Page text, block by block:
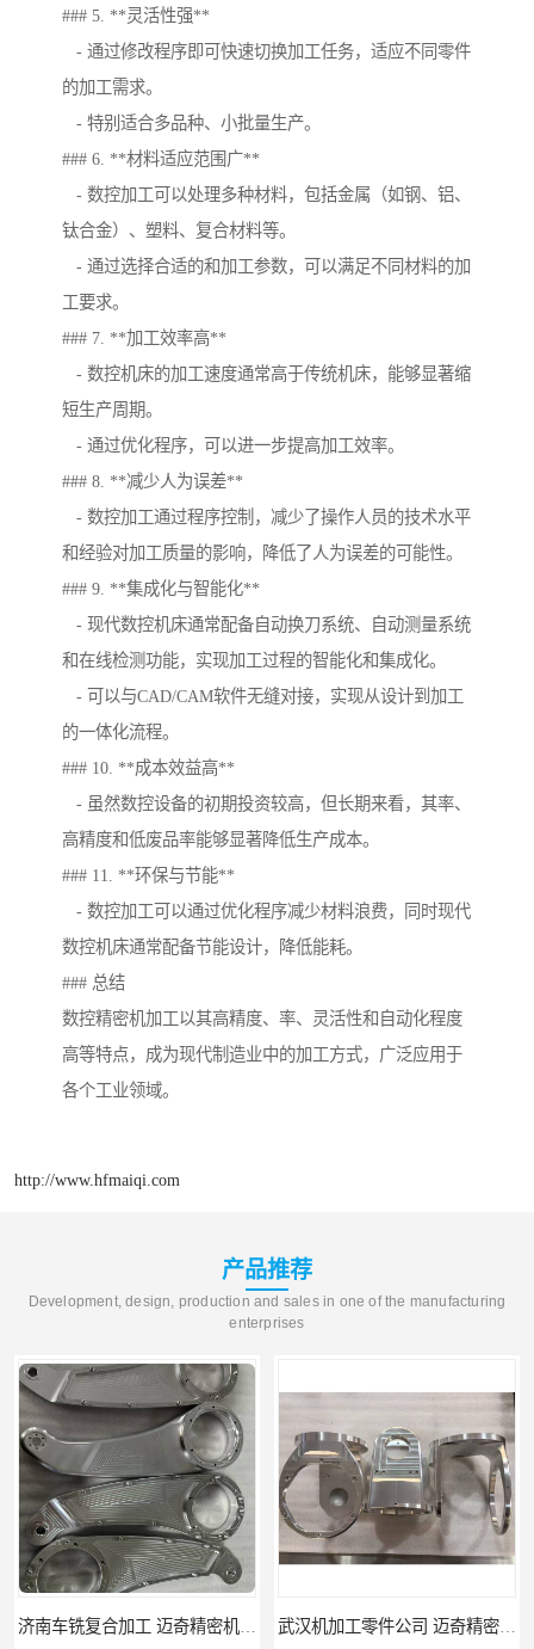
### 5. **灵活性强**
- 通过修改程序即可快速切换加工任务，适应不同零件
的加工需求。
- 特别适合多品种、小批量生产。
### 6. **材料适应范围广**
- 数控加工可以处理多种材料，包括金属（如钢、铝、
钛合金）、塑料、复合材料等。
- 通过选择合适的和加工参数，可以满足不同材料的加
工要求。
### 7. **加工效率高**
- 数控机床的加工速度通常高于传统机床，能够显著缩
短生产周期。
- 通过优化程序，可以进一步提高加工效率。
### 8. **减少人为误差**
- 数控加工通过程序控制，减少了操作人员的技术水平
和经验对加工质量的影响，降低了人为误差的可能性。
### 9. **集成化与智能化**
- 现代数控机床通常配备自动换刀系统、自动测量系统
和在线检测功能，实现加工过程的智能化和集成化。
- 可以与CAD/CAM软件无缝对接，实现从设计到加工
的一体化流程。
### 10. **成本效益高**
- 虽然数控设备的初期投资较高，但长期来看，其率、
高精度和低废品率能够显著降低生产成本。
### 11. **环保与节能**
- 数控加工可以通过优化程序减少材料浪费，同时现代
数控机床通常配备节能设计，降低能耗。
### 总结
数控精密机加工以其高精度、率、灵活性和自动化程度
高等特点，成为现代制造业中的加工方式，广泛应用于
各个工业领域。
http://www.hfmaiqi.com
产品推荐
Development, design, production and sales in one of the manufacturing
enterprises